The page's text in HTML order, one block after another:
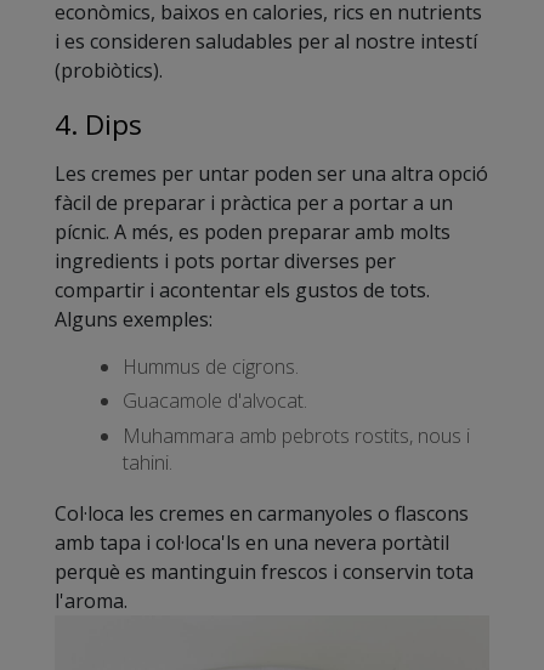
econòmics, baixos en calories, rics en nutrients
i es consideren saludables per al nostre intestí
(probiòtics).
4. Dips
Les cremes per untar poden ser una altra opció
fàcil de preparar i pràctica per a portar a un
pícnic. A més, es poden preparar amb molts
ingredients i pots portar diverses per
compartir i acontentar els gustos de tots.
Alguns exemples:
Hummus de cigrons.
Guacamole d'alvocat.
Muhammara amb pebrots rostits, nous i
tahini.
Col·loca les cremes en carmanyoles o flascons
amb tapa i col·loca'ls en una nevera portàtil
perquè es mantinguin frescos i conservin tota
l'aroma.